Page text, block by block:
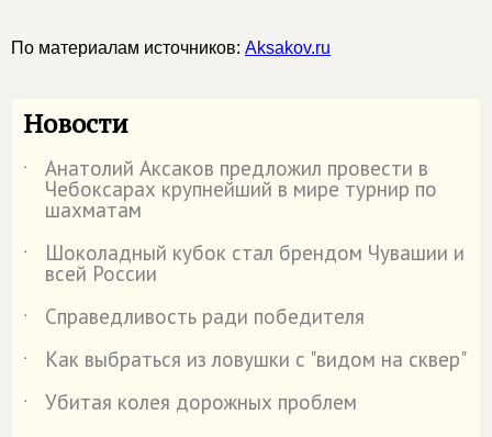
По материалам источников: Aksakov.ru
Новости
˙ Анатолий Аксаков предложил провести в
Чебоксарах крупнейший в мире турнир по
шахматам
˙
Шоколадный кубок стал брендом Чувашии и
всей России
˙
Справедливость ради победителя
˙
Как выбраться из ловушки с "видом на сквер"
˙
Убитая колея дорожных проблем